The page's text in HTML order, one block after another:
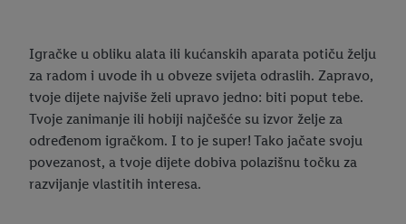
Igračke u obliku alata ili kućanskih aparata potiču želju
za radom i uvode ih u obveze svijeta odraslih. Zapravo,
tvoje dijete najviše želi upravo jedno: biti poput tebe.
Tvoje zanimanje ili hobiji najčešće su izvor želje za
određenom igračkom. I to je super! Tako jačate svoju
povezanost, a tvoje dijete dobiva polazišnu točku za
razvijanje vlastitih interesa.